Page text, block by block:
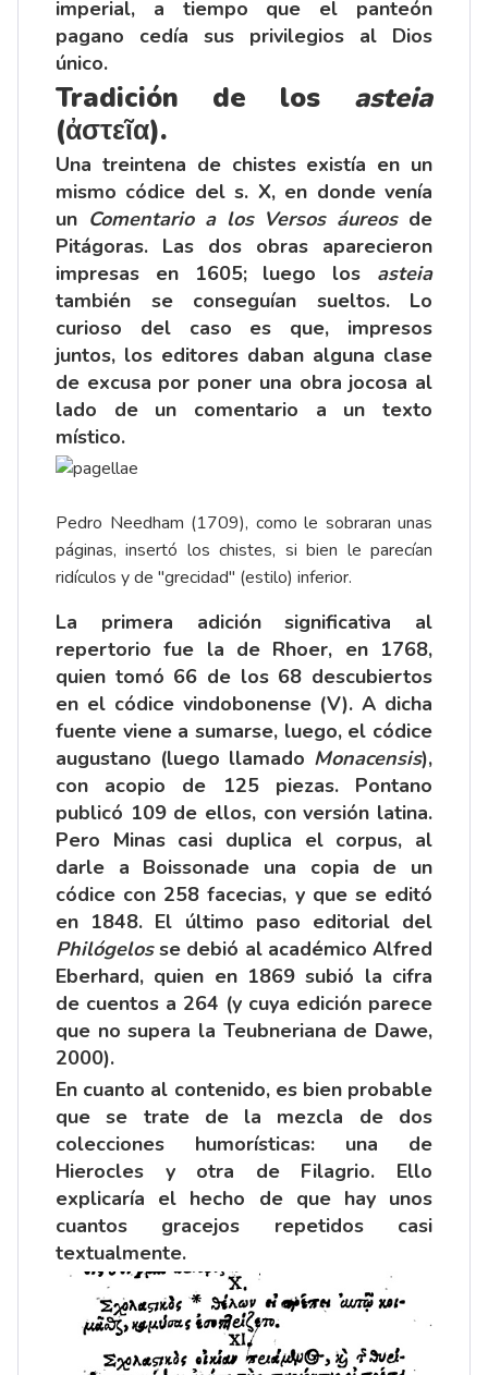
imperial, a tiempo que el panteón
pagano cedía sus privilegios al Dios
único.
Tradición de los asteia
(ἀστεῖα).
Una treintena de chistes existía en un
mismo códice del s. X, en donde venía
un Comentario a los Versos áureosde
Pitágoras. Las dos obras aparecieron
impresas en 1605; luego los asteia
también se conseguían sueltos. Lo
curioso del caso es que, impresos
juntos, los editores daban alguna clase
de excusa por poner una obra jocosa al
lado de un comentario a un texto
místico.
Pedro Needham (1709), como le sobraran unas
páginas, insertó los chistes, si bien le parecían
ridículos y de "grecidad" (estilo) inferior.
La primera adición significativa al
repertorio fue la de Rhoer, en 1768,
quien tomó 66 de los 68 descubiertos
en el códice vindobonense (V). A dicha
fuente viene a sumarse, luego, el códice
augustano (luego llamado Monacensis),
con acopio de 125 piezas. Pontano
publicó 109 de ellos, con versión latina.
Pero Minas casi duplica el corpus, al
darle a Boissonade una copia de un
códice con 258 facecias, y que se editó
en 1848. El último paso editorial del
Philógelosse debió al académico Alfred
Eberhard, quien en 1869 subió la cifra
de cuentos a 264 (y cuya edición parece
que no supera la Teubneriana de Dawe,
2000).
En cuanto al contenido, es bien probable
que se trate de la mezcla de dos
colecciones humorísticas: una de
Hierocles y otra de Filagrio. Ello
explicaría el hecho de que hay unos
cuantos gracejos repetidos casi
textualmente.